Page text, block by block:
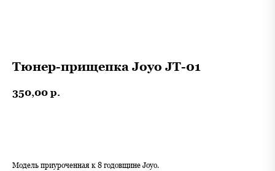
Тюнер-прищепка Joyo JT-01
350,00 р.
Модель приуроченная к 8 годовщине Joyo.